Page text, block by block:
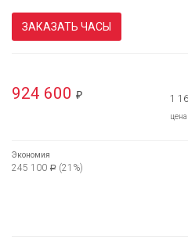
ЗАКАЗАТЬ ЧАСЫ
924 600 ₽ 1
Экономия
245 100 Р (21%)